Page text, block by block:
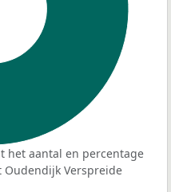
het aantal en percentage
Verspreide